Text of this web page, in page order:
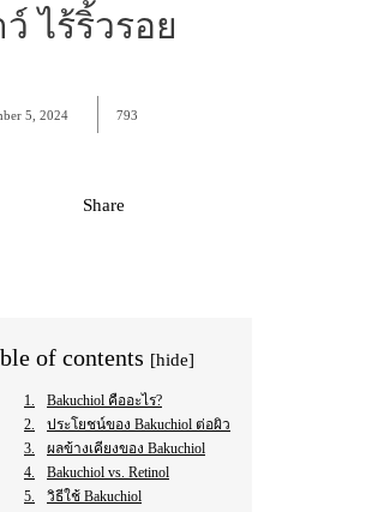
ไร้ริ้วรอย
5, 2024 793
Share
of contents [hide]
Bakuchiol คืออะไร?
ประโยชน์ของ Bakuchiol ต่อผิว
ผลข้างเคียงของ Bakuchiol
Bakuchiol vs. Retinol
วิธีใช้ Bakuchiol